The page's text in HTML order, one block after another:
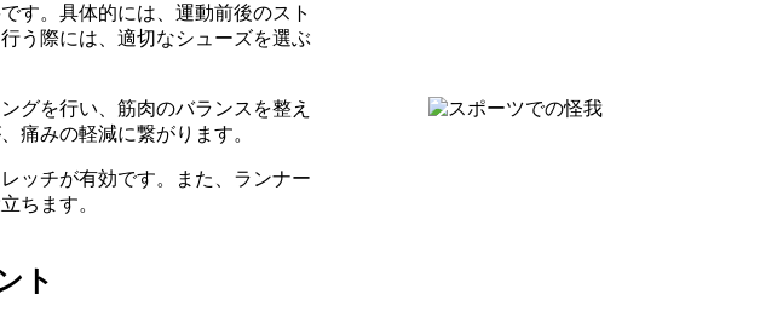
す。具体的には、運動前後のスト
う際には、適切なシューズを選ぶ
グを行い、筋肉のバランスを整え
痛みの軽減に繋がります。
ッチが有効です。また、ランナー
ちます。
ト